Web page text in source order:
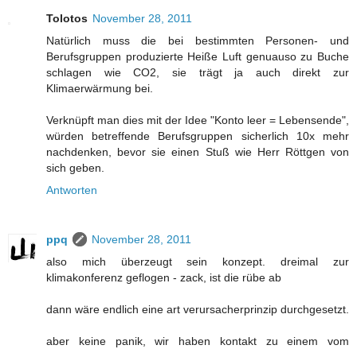
Tolotos November 28, 2011
Natürlich muss die bei bestimmten Personen- und
Berufsgruppen produzierte Heiße Luft genuauso zu Buche
schlagen wie CO2, sie trägt ja auch direkt zur
Klimaerwärmung bei.
Verknüpft man dies mit der Idee "Konto leer = Lebensende",
würden betreffende Berufsgruppen sicherlich 10x mehr
nachdenken, bevor sie einen Stuß wie Herr Röttgen von
sich geben.
Antworten
ppq
November 28, 2011
also mich überzeugt sein konzept. dreimal zur
klimakonferenz geflogen - zack, ist die rübe ab
dann wäre endlich eine art verursacherprinzip durchgesetzt.
aber keine panik, wir haben kontakt zu einem vom